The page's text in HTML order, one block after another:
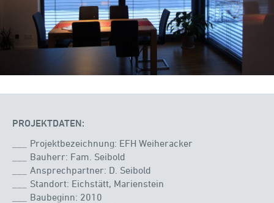
PROJEKTDATEN:
Projektbezeichnung: EFH Weiheracker
Bauherr: Fam. Seibold
Ansprechpartner: D. Seibold
Standort: Eichstätt, Marienstein
Baubeginn: 2010